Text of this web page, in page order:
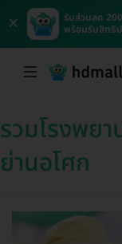
×
รับส่วนลด
พร้อมรับสิทธิ
รวมโรงพย
ย่านอโศก